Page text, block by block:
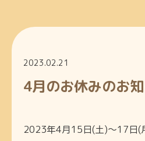
2023.02.21
4月のお休みのお
2023年4月15日(土)～17日(